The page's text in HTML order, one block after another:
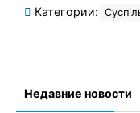
Категории:
Недавние новости